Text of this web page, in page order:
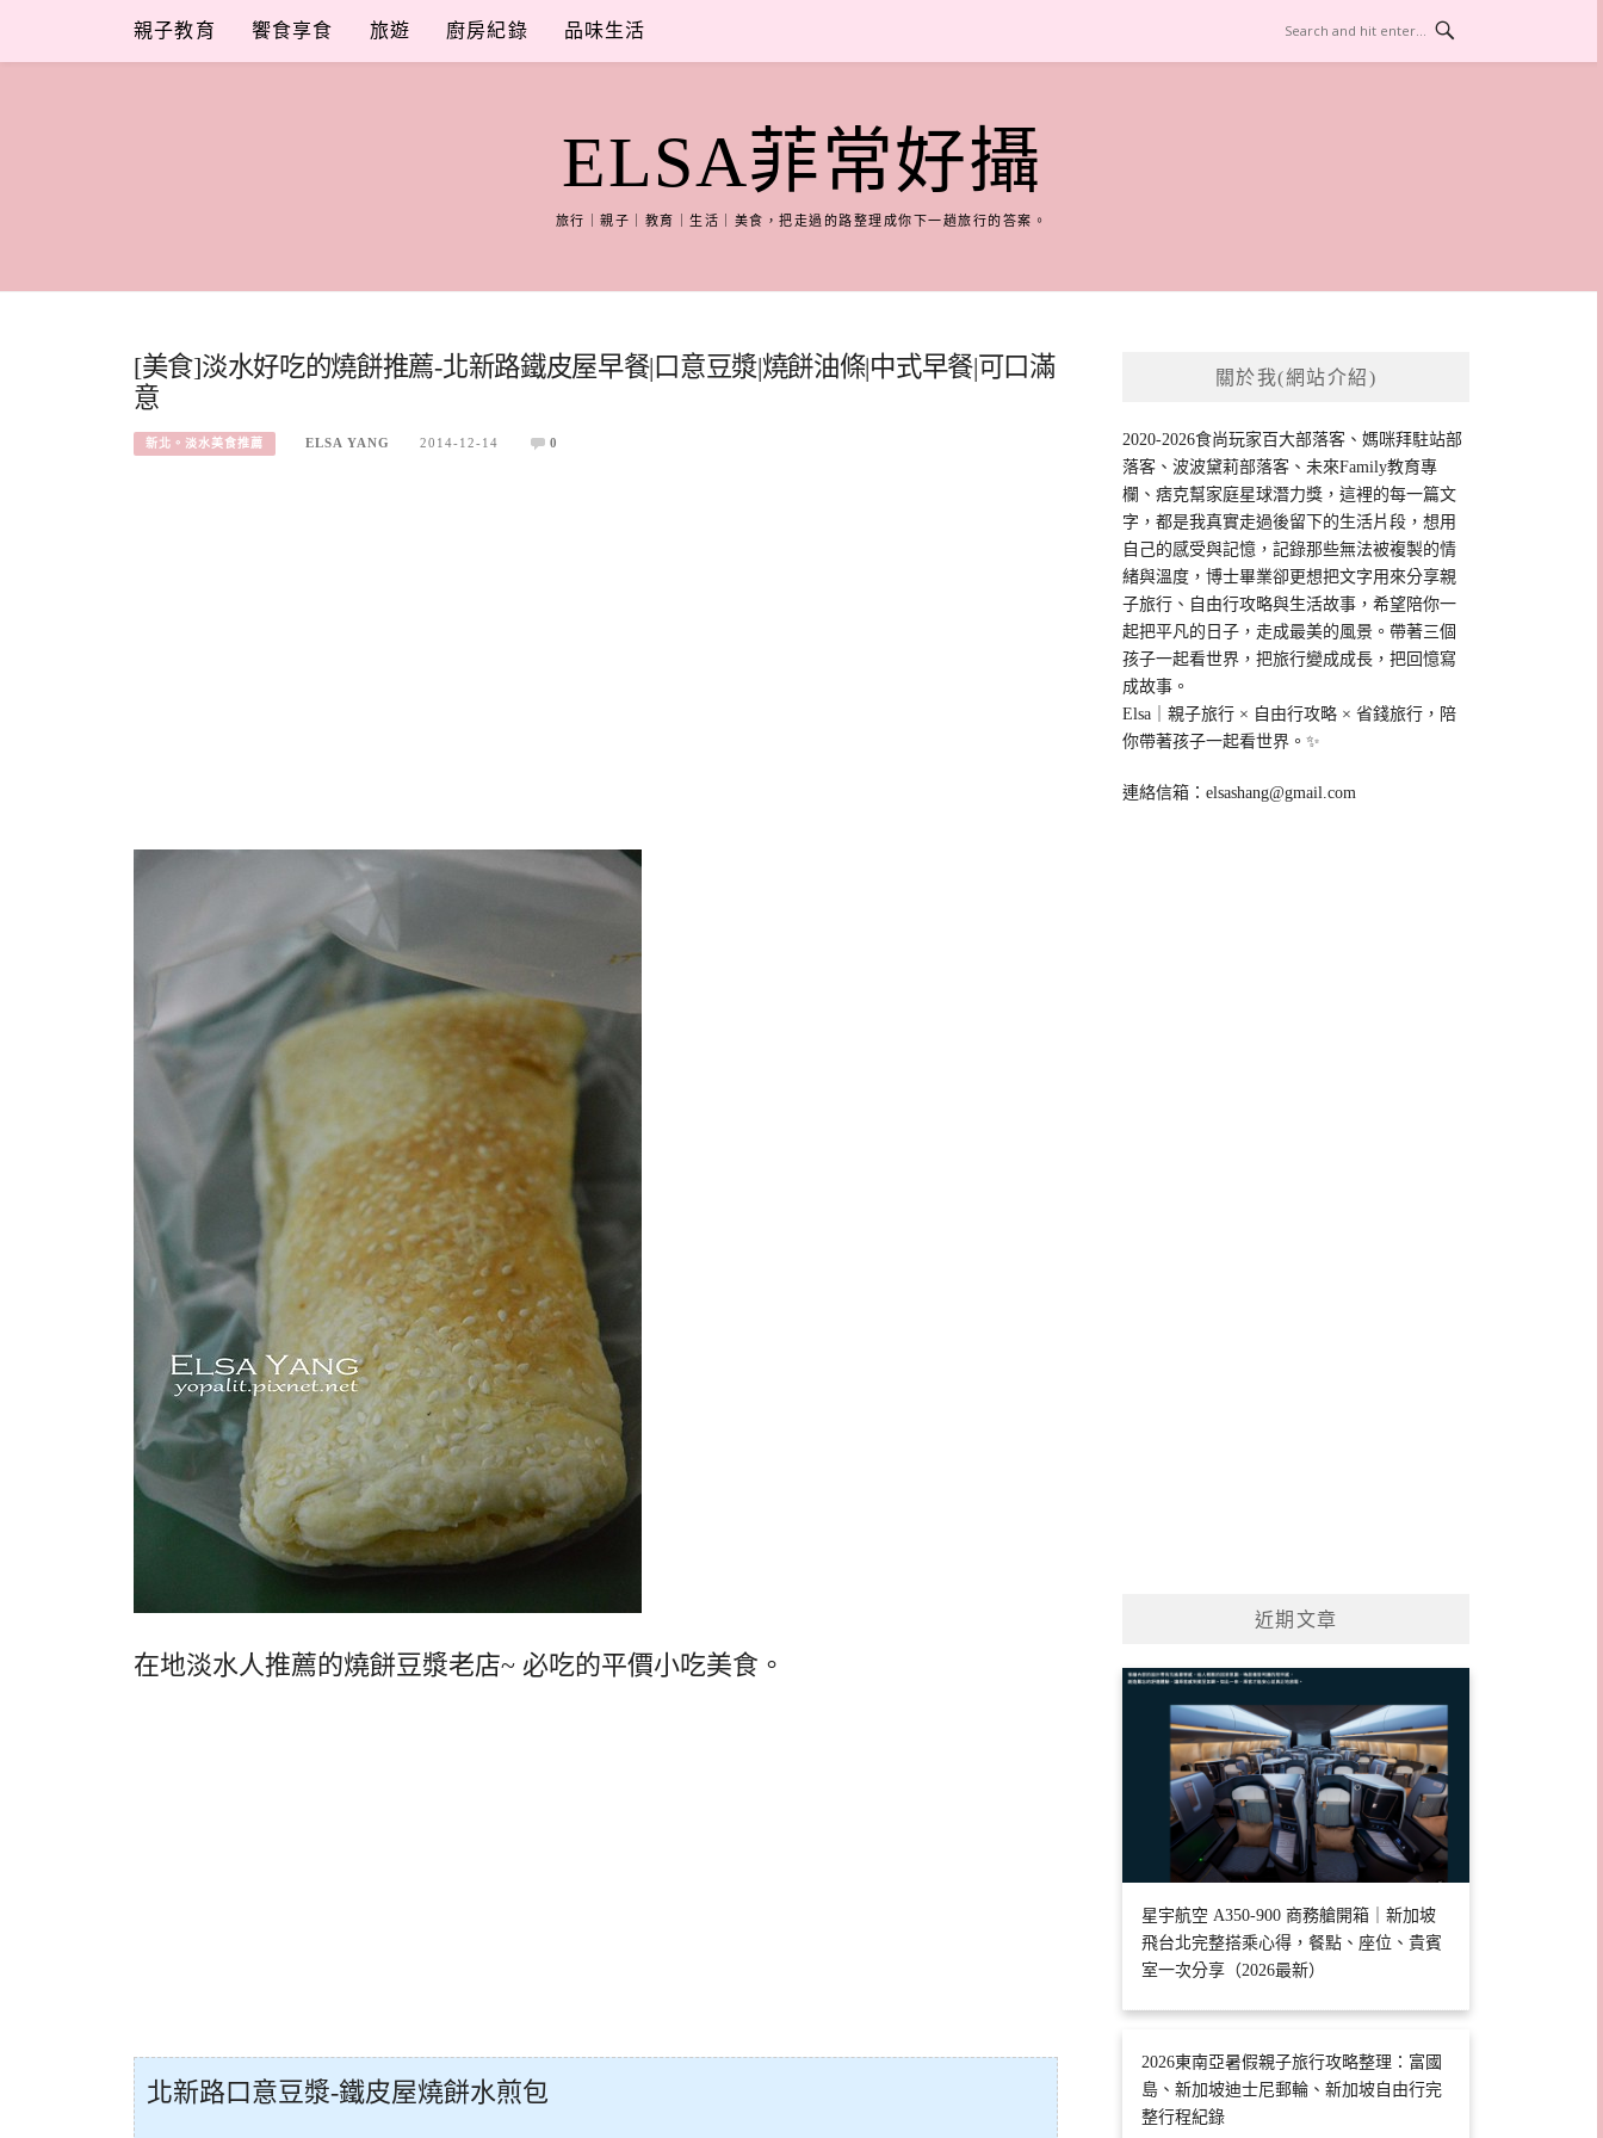
content
親子教育 饗食享食 旅遊 廚房紀錄 品味生活
ELSA菲常好攝
旅行｜親子｜教育｜生活｜美食，把走過的路整理成你下一趟旅行的答案。
[美食]淡水好吃的燒餅推薦-北新路鐵皮屋早餐|口意豆漿|燒餅油條|中式早餐|可口滿
意
新北。淡水美食推薦 ELSA YANG 2014-12-14 0
在地淡水人推薦的燒餅豆漿老店~ 必吃的平價小吃美食。
北新路口意豆漿-鐵皮屋燒餅水煎包
關於我(網站介紹)
2020-2026食尚玩家百大部落客、媽咪拜駐站部
落客、波波黛莉部落客、未來Family教育專
欄、痞克幫家庭星球潛力獎，這裡的每一篇文
字，都是我真實走過後留下的生活片段，想用
自己的感受與記憶，記錄那些無法被複製的情
緒與溫度，博士畢業卻更想把文字用來分享親
子旅行、自由行攻略與生活故事，希望陪你一
起把平凡的日子，走成最美的風景。帶著三個
孩子一起看世界，把旅行變成成長，把回憶寫
成故事。
Elsa｜親子旅行 × 自由行攻略 × 省錢旅行，陪
你帶著孩子一起看世界。✨
連絡信箱：elsashang@gmail.com
近期文章
星宇航空 A350-900 商務艙開箱｜新加坡
飛台北完整搭乘心得，餐點、座位、貴賓
室一次分享（2026最新）
2026東南亞暑假親子旅行攻略整理：富國
島、新加坡迪士尼郵輪、新加坡自由行完
整行程紀錄